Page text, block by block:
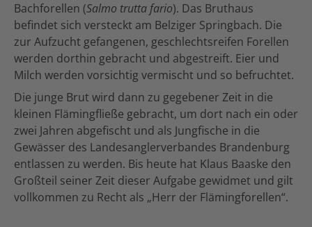
Bachforellen (Salmo trutta fario). Das Bruthaus
befindet sich versteckt am Belziger Springbach. Die
zur Aufzucht gefangenen, geschlechtsreifen Forellen
werden dorthin gebracht und abgestreift. Eier und
Milch werden vorsichtig vermischt und so befruchtet.
Die junge Brut wird dann zu gegebener Zeit in die
kleinen Flämingfließe gebracht, um dort nach ein oder
zwei Jahren abgefischt und als Jungfische in die
Gewässer des Landesanglerverbandes Brandenburg
entlassen zu werden. Bis heute hat Klaus Baaske den
Großteil seiner Zeit dieser Aufgabe gewidmet und gilt
vollkommen zu Recht als „Herr der Flämingforellen“.